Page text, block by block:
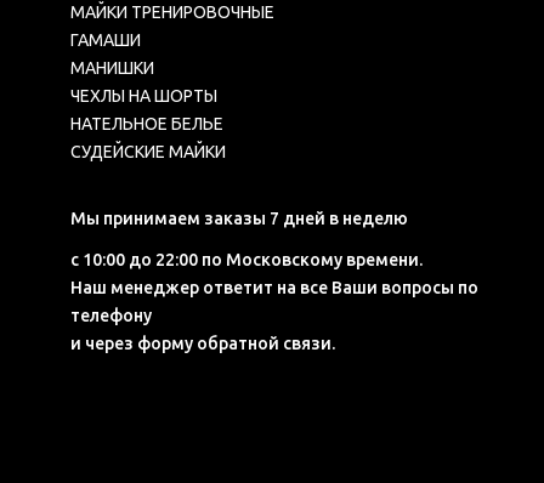
МАЙКИ ТРЕНИРОВОЧНЫЕ
ГАМАШИ
МАНИШКИ
ЧЕХЛЫ НА ШОРТЫ
НАТЕЛЬНОЕ БЕЛЬЕ
СУДЕЙСКИЕ МАЙКИ
Мы принимаем заказы 7 дней в неделю
с 10:00 до 22:00 по Московскому времени.
Наш менеджер ответит на все Ваши вопросы по
телефону
и через форму обратной связи.